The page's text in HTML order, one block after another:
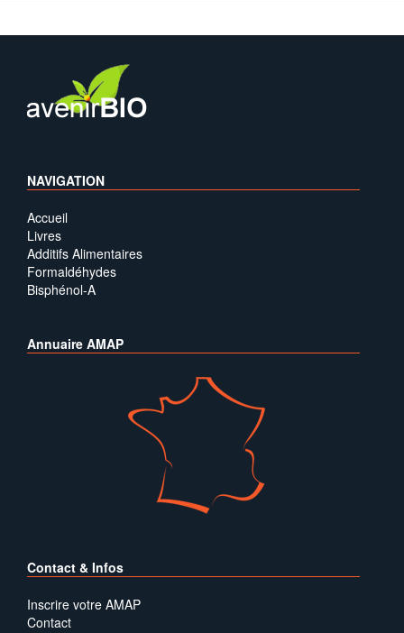
NAVIGATION
Accueil
Livres
Additifs Alimentaires
Formaldéhydes
Bisphénol-A
Annuaire AMAP
Contact & Infos
Inscrire votre AMAP
Contact